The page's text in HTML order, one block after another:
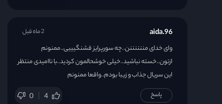
aida.96
وای خدای مننننننن..چه سورپرایز قشنگیییی..ممنونم
ازتون..خسته نباشید..خیلی خوشحالمون کردید..با ناامیدی منتظر
این سریال جذاب و زیبا بودم..واقعا ممنونم
0 4
2 ماه قبل
پاسخ